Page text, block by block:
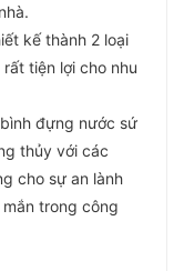
kế thành 2 loại
tiện lợi cho nhu
đựng nước sứ
thủy với các
cho sự an lành
trong công